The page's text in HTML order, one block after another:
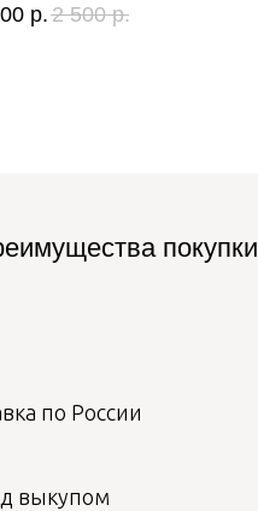
р. 2 500 р.
выкупом
по России